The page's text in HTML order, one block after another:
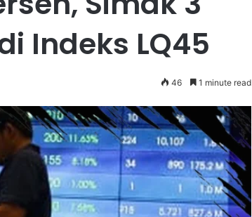
Indeks LQ45
46 1 minute read